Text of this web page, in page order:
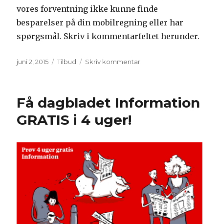
vores forventning ikke kunne finde
besparelser på din mobilregning eller har
spørgsmål. Skriv i kommentarfeltet herunder.
Udgivet
juni 2, 2015 Kategorier
Tilbud Skriv kommentartil
penge
Få dagbladet Information
GRATIS i 4 uger!